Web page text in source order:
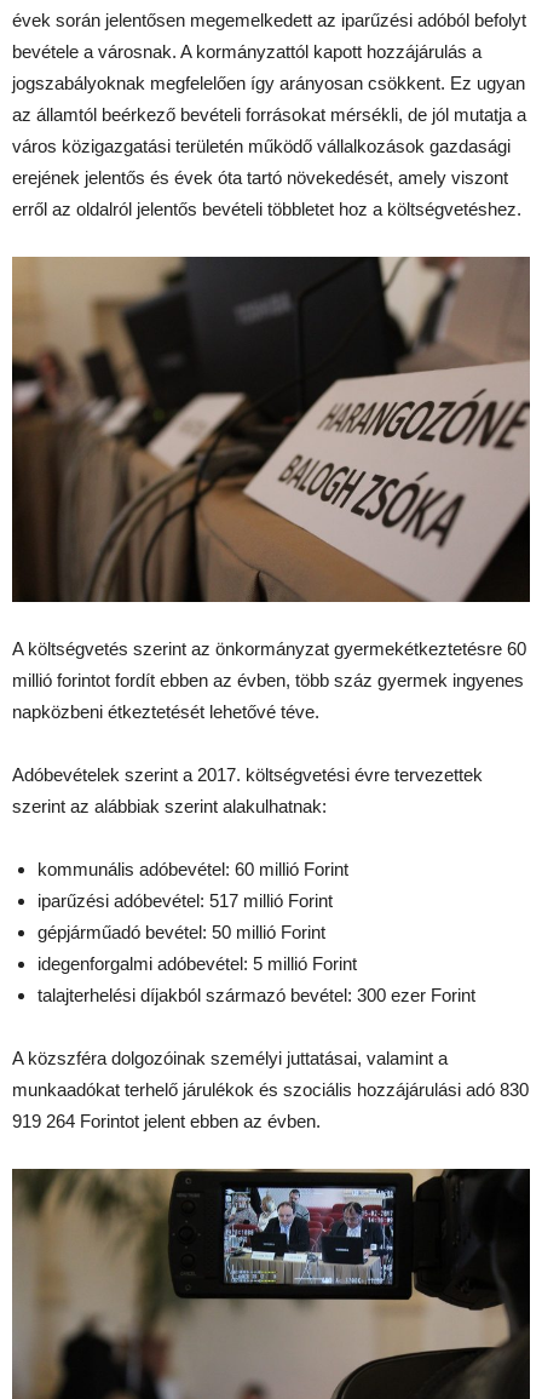
évek során jelentősen megemelkedett az iparűzési adóból befolyt
bevétele a városnak. A kormányzattól kapott hozzájárulás a
jogszabályoknak megfelelően így arányosan csökkent. Ez ugyan
az államtól beérkező bevételi forrásokat mérsékli, de jól mutatja a
város közigazgatási területén működő vállalkozások gazdasági
erejének jelentős és évek óta tartó növekedését, amely viszont
erről az oldalról jelentős bevételi többletet hoz a költségvetéshez.
A költségvetés szerint az önkormányzat gyermekétkeztetésre 60
millió forintot fordít ebben az évben, több száz gyermek ingyenes
napközbeni étkeztetését lehetővé téve.
Adóbevételek szerint a 2017. költségvetési évre tervezettek
szerint az alábbiak szerint alakulhatnak:
kommunális adóbevétel: 60 millió Forint
iparűzési adóbevétel: 517 millió Forint
gépjárműadó bevétel: 50 millió Forint
idegenforgalmi adóbevétel: 5 millió Forint
talajterhelési díjakból származó bevétel: 300 ezer Forint
A közszféra dolgozóinak személyi juttatásai, valamint a
munkaadókat terhelő járulékok és szociális hozzájárulási adó 830
919 264 Forintot jelent ebben az évben.